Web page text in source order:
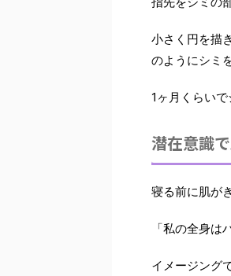
小さく円を描
のようにシミ
1ヶ月くらい
潜在意識
寝る前に肌が
「私の全身は
イメージング